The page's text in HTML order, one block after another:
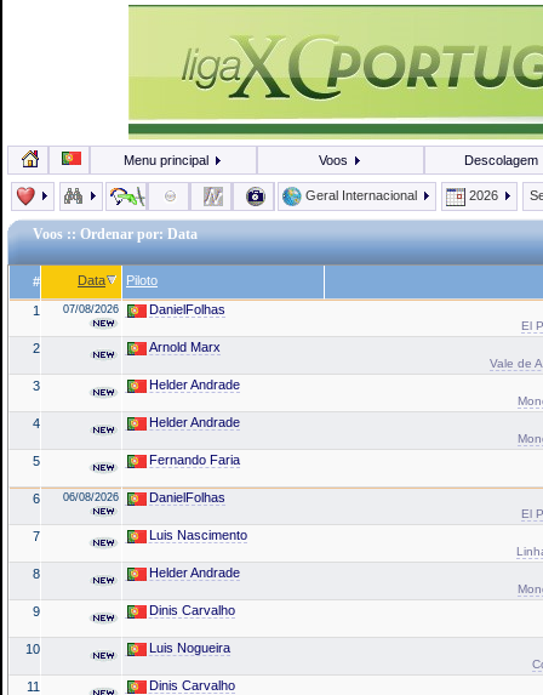
Menu principal Voos Descolagem
Geral Internacional 2026
Voos :: Ordenar por: Data
# Data Piloto
1 07/08/2026 DanielFolhas
El
2 Arnold Marx
Vale de
3 Helder Andrade
4 Helder Andrade
5 Fernando Faria
6 06/08/2026 DanielFolhas
El
7 Luis Nascimento
8 Helder Andrade
9 Dinis Carvalho
10 Luis Nogueira
11 Dinis Carvalho